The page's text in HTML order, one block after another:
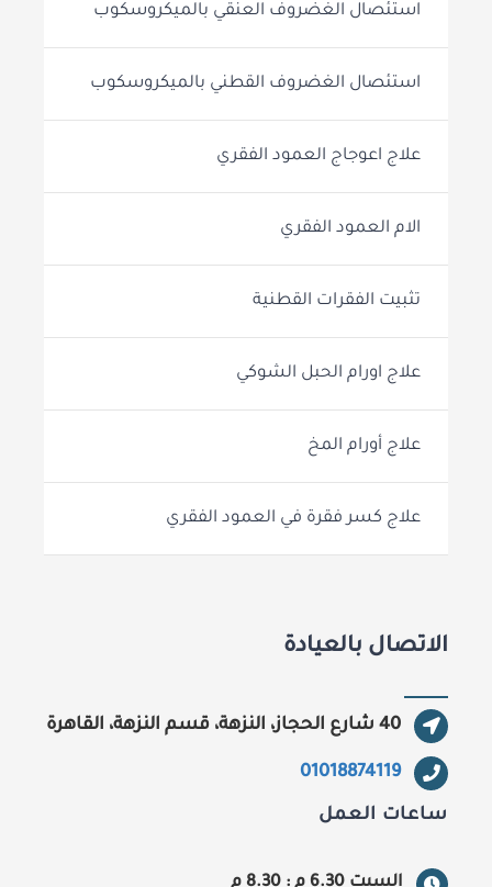
الاتصال بالعيادة
40 شارع الحجاز، النزهة، قسم النزهة، القاهرة‬
01018874119
ساعات العمل
استئصال الغضروف العنقي بالميكروسكوب
استئصال الغضروف القطني بالميكروسكوب
علاج اعوجاج العمود الفقري
الام العمود الفقري
تثبيت الفقرات القطنية
علاج اورام الحبل الشوكي
علاج أورام المخ
علاج كسر فقرة في العمود الفقري